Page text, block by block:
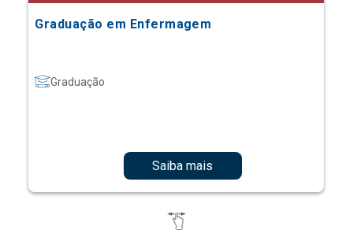
Graduação em Enfermagem
Graduação
Saiba mais